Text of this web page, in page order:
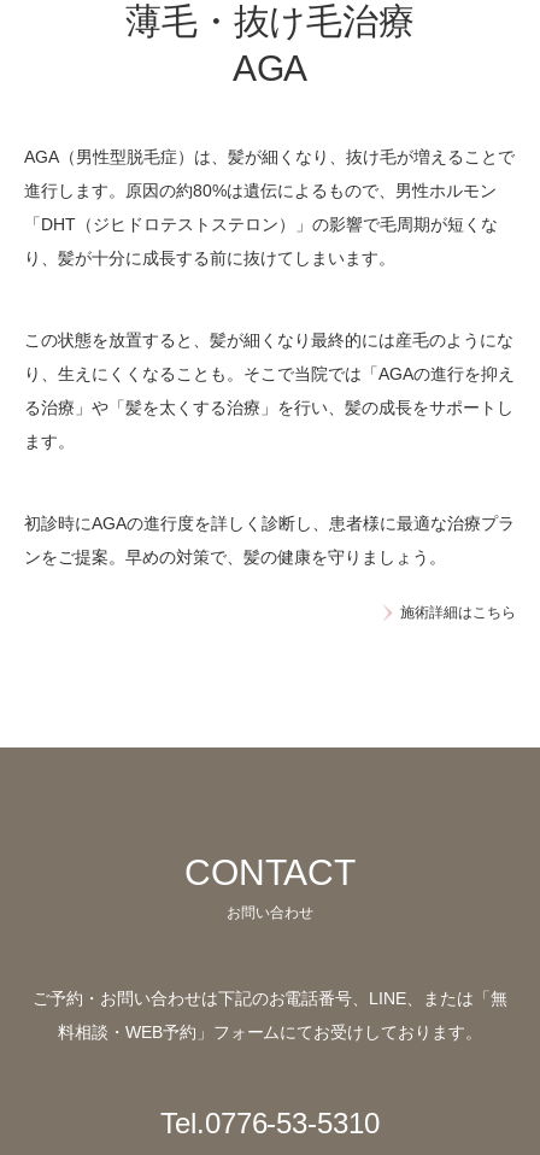
薄毛・抜け毛治療
AGA
AGA（男性型脱毛症）は、髪が細くなり、抜け毛が増えることで
進行します。原因の約80%は遺伝によるもので、男性ホルモン
「DHT（ジヒドロテストステロン）」の影響で毛周期が短くな
り、髪が十分に成長する前に抜けてしまいます。
この状態を放置すると、髪が細くなり最終的には産毛のようにな
り、生えにくくなることも。そこで当院では「AGAの進行を抑え
る治療」や「髪を太くする治療」を行い、髪の成長をサポートし
ます。
初診時にAGAの進行度を詳しく診断し、患者様に最適な治療プラ
ンをご提案。早めの対策で、髪の健康を守りましょう。
施術詳細はこちら
CONTACT
お問い合わせ
ご予約・お問い合わせは下記のお電話番号、LINE、
または「無
料相談・WEB予約」フォームにてお受けしております。
Tel.0776-53-5310